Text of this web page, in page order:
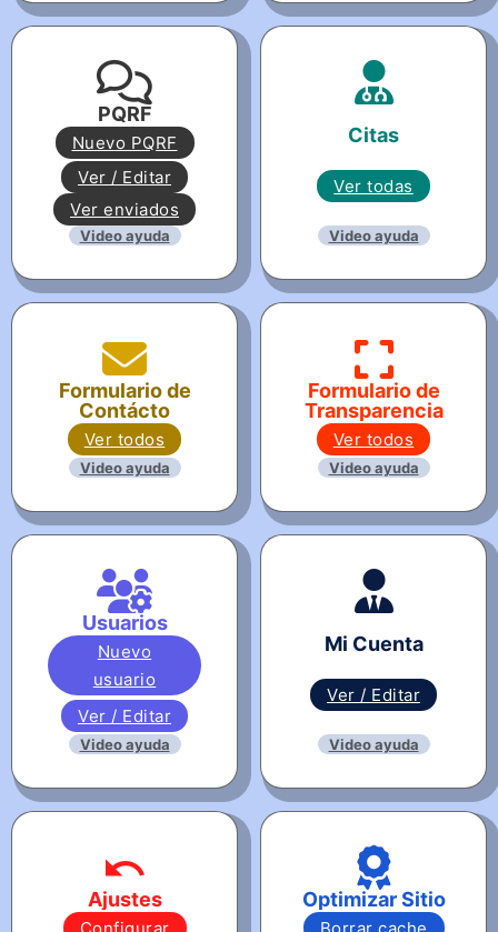
PQRF
Nuevo PQRF
Ver / Editar
Ver enviados
Video ayuda
Citas
Ver todas
Video ayuda
Formulario de
Contácto
Ver todos
Video ayuda
Formulario de
Transparencia
Ver todos
Video ayuda
Usuarios
Nuevo
usuario
Ver / Editar
Video ayuda
Mi Cuenta
Ver / Editar
Video ayuda
Ajustes Optimizar Sitio